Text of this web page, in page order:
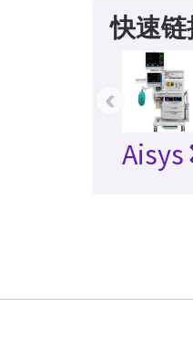
快速链
Aisys
‹